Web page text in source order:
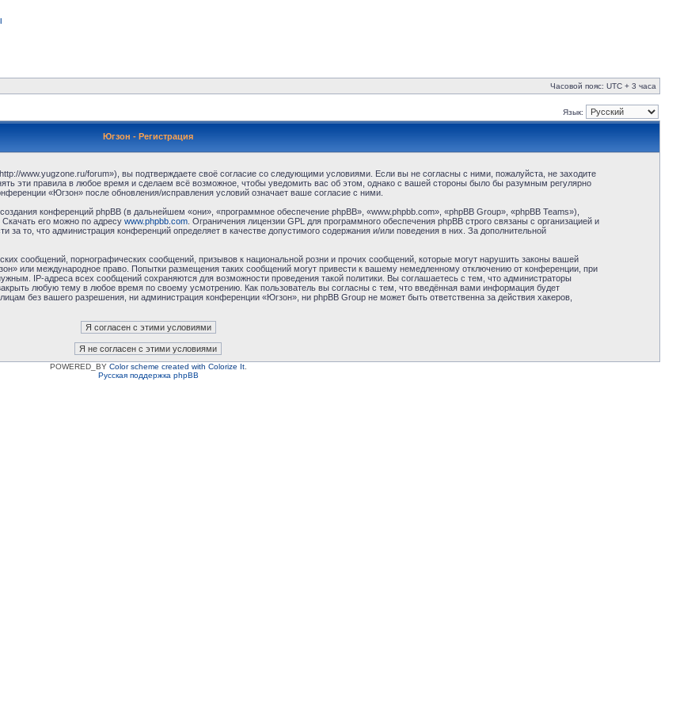
Часовой пояс: UTC + 3 часа
Язык:
Югзон - Регистрация
www.yugzone.ru/forum»), вы подтверждаете своё согласие со следующими условиями. Если вы не согласны с ними, пожалуйста, не заходите
эти правила в любое время и сделаем всё возможное, чтобы уведомить вас об этом, однако с вашей стороны было бы разумным регулярно
«Югзон» после обновления/исправления условий означает ваше согласие с ними.
конференций phpBB (в дальнейшем «они», «программное обеспечение phpBB», «www.phpbb.com», «phpBB Group», «phpBB Teams»),
его можно по адресу www.phpbb.com. Ограничения лицензии GPL для программного обеспечения phpBB строго связаны с организацией и
за то, что администрация конференций определяет в качестве допустимого содержания и/или поведения в них. За дополнительной
сообщений, порнографических сообщений, призывов к национальной розни и прочих сообщений, которые могут нарушить законы вашей
или международное право. Попытки размещения таких сообщений могут привести к вашему немедленному отключению от конференции, при
IP-адреса всех сообщений сохраняются для возможности проведения такой политики. Вы соглашаетесь с тем, что администраторы
любую тему в любое время по своему усмотрению. Как пользователь вы согласны с тем, что введённая вами информация будет
без вашего разрешения, ни администрация конференции «Югзон», ни phpBB Group не может быть ответственна за действия хакеров,
POWERED_BY Color scheme created with Colorize It.
Русская поддержка phpBB